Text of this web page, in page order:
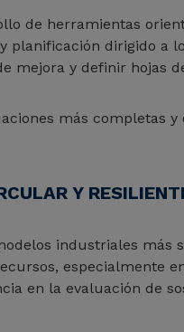
de herramientas
planificación dirigido a
mejora y definir hojas
más completas
Y
industriales
especialmente
en la evaluación de